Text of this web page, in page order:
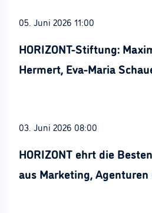
05. Juni 2026 11:00
HORIZONT-Stiftung:
Hermert, Eva-Maria
03. Juni 2026 08:00
HORIZONT ehrt die
aus Marketing,